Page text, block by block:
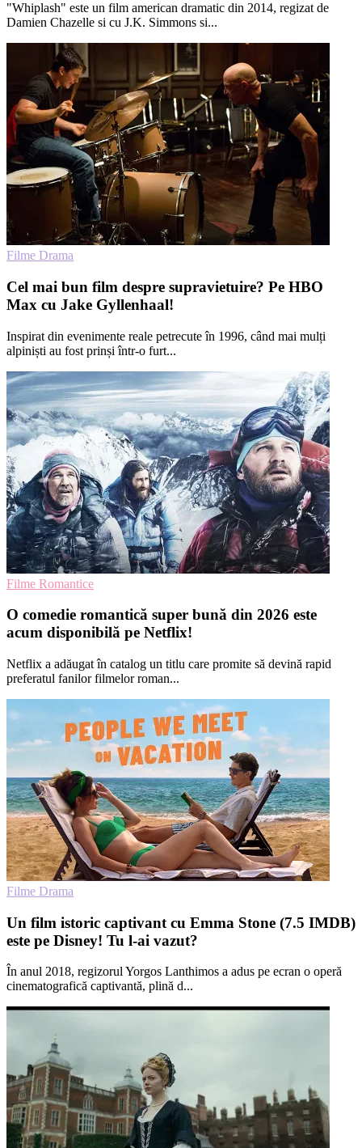
"Whiplash" este un film american dramatic din 2014, regizat de
Damien Chazelle si cu J.K. Simmons si...
Filme Drama
Cel mai bun film despre supravietuire? Pe HBO
Max cu Jake Gyllenhaal!
Inspirat din evenimente reale petrecute în 1996, când mai mulți
alpiniști au fost prinși într-o furt...
Filme Romantice
O comedie romantică super bună din 2026 este
acum disponibilă pe Netflix!
Netflix a adăugat în catalog un titlu care promite să devină rapid
preferatul fanilor filmelor roman...
Filme Drama
Un film istoric captivant cu Emma Stone (7.5 IMDB)
este pe Disney! Tu l-ai vazut?
În anul 2018, regizorul Yorgos Lanthimos a adus pe ecran o operă
cinematografică captivantă, plină d...